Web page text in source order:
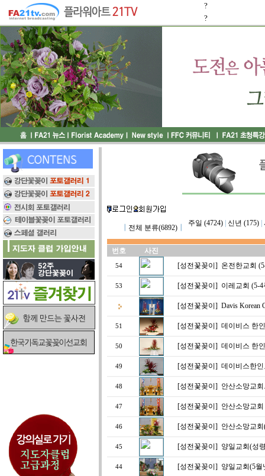
?
?
전체 분류(6892)┃
주일 (4724)| 신년 (175)|
번호 사진
54 [성전꽃꽂이] 온전한교회
53 [성전꽃꽂이] 이레교회 (5-4
[성전꽃꽂이] Davis Korean
51 [성전꽃꽂이] 데이비스 한
50 [성전꽃꽂이] 데이비스 한
49 [성전꽃꽂이] 데이비스한
48 [성전꽃꽂이] 안산소망교
47 [성전꽃꽂이] 안산소망교
46 [성전꽃꽂이] 안산소망교
45 [성전꽃꽂이] 양일교회(성
44 [성전꽃꽂이] 양일교회(5월